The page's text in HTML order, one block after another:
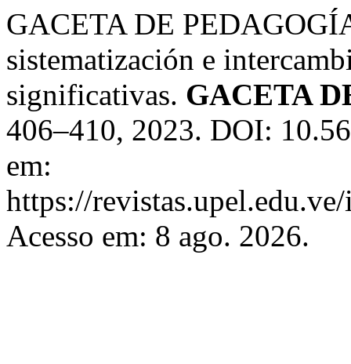
GACETA DE
sistematización e
significativas. GACETA
406–410, 2023. DOI:
em:
https://
Acesso em: 8 ago. 2026.